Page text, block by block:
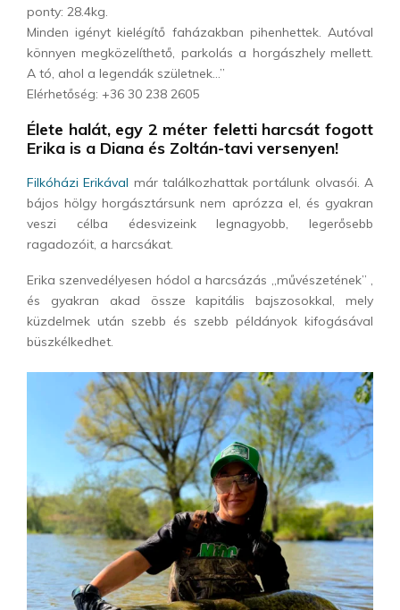
ponty: 28.4kg.
Minden igényt kielégítő faházakban pihenhettek. Autóval
könnyen megközelíthető, parkolás a horgászhely mellett.
A tó, ahol a legendák születnek…”
Elérhetőség: +36 30 238 2605
Élete halát, egy 2 méter feletti harcsát fogott
Erika is a Diana és Zoltán-tavi versenyen!
Filkóházi Erikával már találkozhattak portálunk olvasói. A
bájos hölgy horgásztársunk nem aprózza el, és gyakran
veszi célba édesvizeink legnagyobb, legerősebb
ragadozóit, a harcsákat.
Erika szenvedélyesen hódol a harcsázás „művészetének” ,
és gyakran akad össze kapitális bajszosokkal, mely
küzdelmek után szebb és szebb példányok kifogásával
büszkélkedhet.